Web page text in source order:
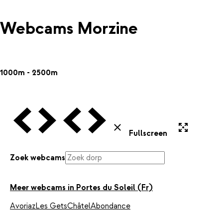
Webcams Morzine
1000m - 2500m
Vorige Webcam
Volgende Webcam
Vorige Webcam
Volgende Webcam
Sluiten
Fullscreen
Zoek webcams
Meer webcams in Portes du Soleil (Fr)
AvoriazLes GetsChâtelAbondance